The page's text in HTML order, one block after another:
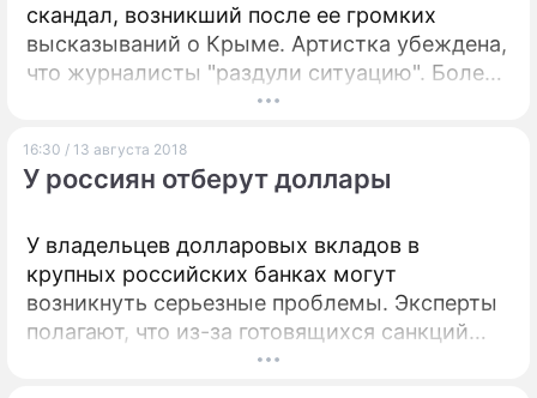
скандал, возникший после ее громких
высказываний о Крыме. Артистка убеждена,
что журналисты "раздули ситуацию". Более
того, Вайкуле заявила, что не намерена
16:30 / 13 августа 2018
У россиян отберут доллары
У владельцев долларовых вкладов в
крупных российских банках могут
возникнуть серьезные проблемы. Эксперты
полагают, что из-за готовящихся санкций
государство может пойти на